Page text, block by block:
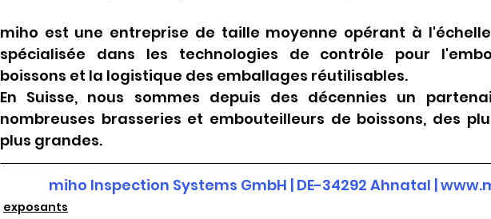
miho est une entreprise de taille moyenne opérant à
spécialisée dans les technologies de contrôle pour
boissons et la logistique des emballages réutilisables.
En Suisse, nous sommes depuis des décennies un
nombreuses brasseries et embouteilleurs de boissons, des
plus grandes.
miho Inspection Systems GmbH | DE-34292 Ahnatal |
exposants